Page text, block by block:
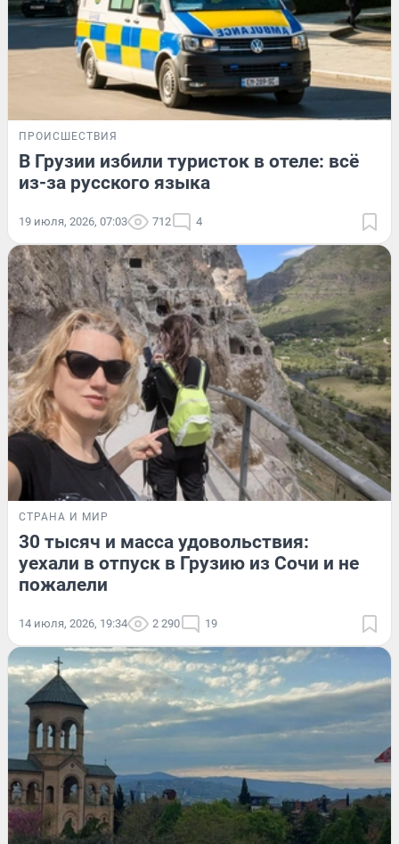
ПРОИСШЕСТВИЯ
В Грузии избили туристок в отеле: всё
из-за русского языка
19 июля, 2026, 07:03 712 4
СТРАНА И МИР
30 тысяч и масса удовольствия:
уехали в отпуск в Грузию из Сочи и не
пожалели
14 июля, 2026, 19:34 2 290 19